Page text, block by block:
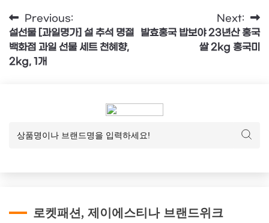
글
탐
색
Previous:
설선물 [과일명가] 설 추석 명절
백화점 과일 선물 세트 천혜향,
2kg, 1개
Next:
발효홍국 밥보야 23년산 홍국
쌀 2kg 홍국미
로켓패션, 제이에스티나 브랜드위크